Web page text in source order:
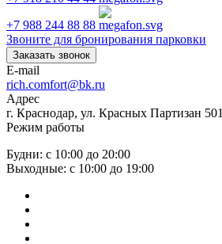
+7 988 244 88 88
Звоните для бронирования парковки
Заказать звонок
E-mail
rich.comfort@bk.ru
Адрес
г. Краснодар, ул. Красных Партизан 501
Режим работы
Будни: с 10:00 до 20:00
Выходные: с 10:00 до 19:00